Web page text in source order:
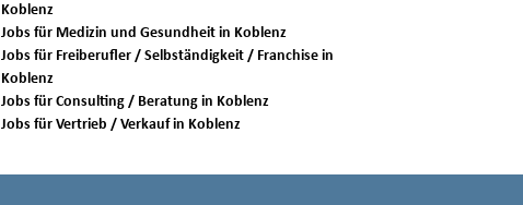
Koblenz
Jobs für Medizin und Gesundheit in Koblenz
Jobs für Freiberufler / Selbständigkeit / Franchise in
Koblenz
Jobs für Consulting / Beratung in Koblenz
Jobs für Vertrieb / Verkauf in Koblenz